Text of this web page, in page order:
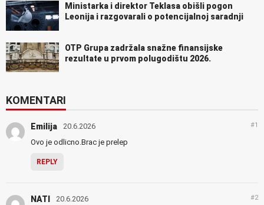
Ministarka i direktor Teklasa obišli pogon
Leonija i razgovarali o potencijalnoj saradnji
OTP Grupa zadržala snažne finansijske
rezultate u prvom polugodištu 2026.
KOMENTARI
Emilija 20.6.2026 #1
Ovo je odlicno.Brac je prelep
REPLY
NATI 20.6.2026 #2